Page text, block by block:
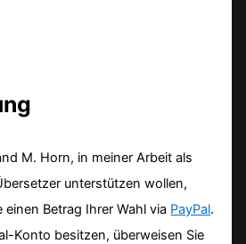
M. Horn, in meiner Arbeit als
unterstützen wollen,
einen Betrag Ihrer Wahl via PayPal.
Konto besitzen, überweisen Sie